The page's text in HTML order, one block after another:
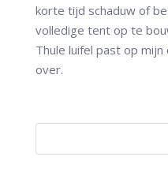
korte tijd schaduw of
volledige tent op te
Thule luifel past op mijn
over.